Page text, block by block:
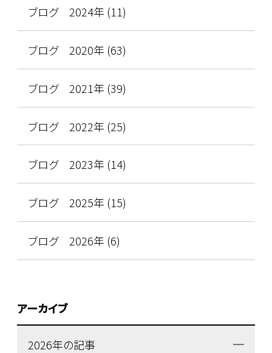
ブログ 2024年 (11)
ブログ 2020年 (63)
ブログ 2021年 (39)
ブログ 2022年 (25)
ブログ 2023年 (14)
ブログ 2025年 (15)
ブログ 2026年 (6)
アーカイブ
2026年の記事